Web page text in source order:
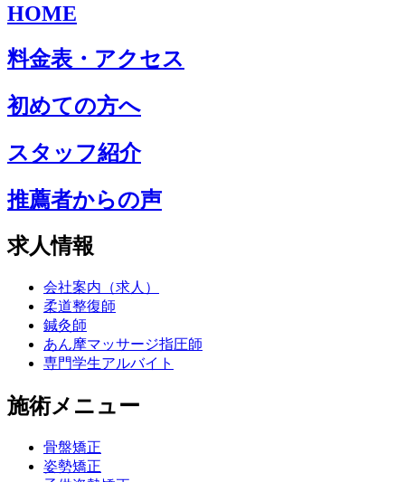
HOME
料金表・アクセス
初めての方へ
スタッフ紹介
推薦者からの声
求人情報
会社案内（求人）
柔道整復師
鍼灸師
あん摩マッサージ指圧師
専門学生アルバイト
施術メニュー
骨盤矯正
姿勢矯正